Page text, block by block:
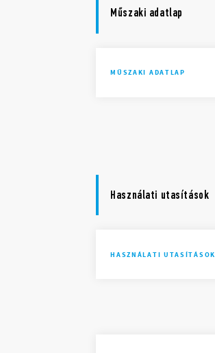
Műszaki adatlap
MŰSZAKI ADATLAP
Használati utasítások
HASZNÁLATI UTASÍTÁSOK